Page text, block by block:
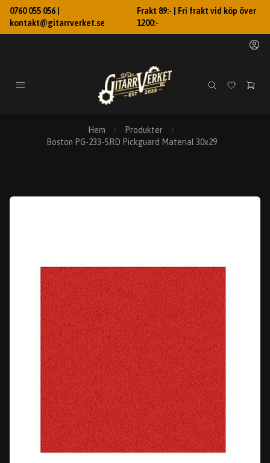
0760 055 056 |
kontakt@gitarrverket.se
Frakt 89:- | Fri frakt vid köp över
1200:-
Hem
Produkter
Boston PG-233-SRD Pickguard Material 30x29